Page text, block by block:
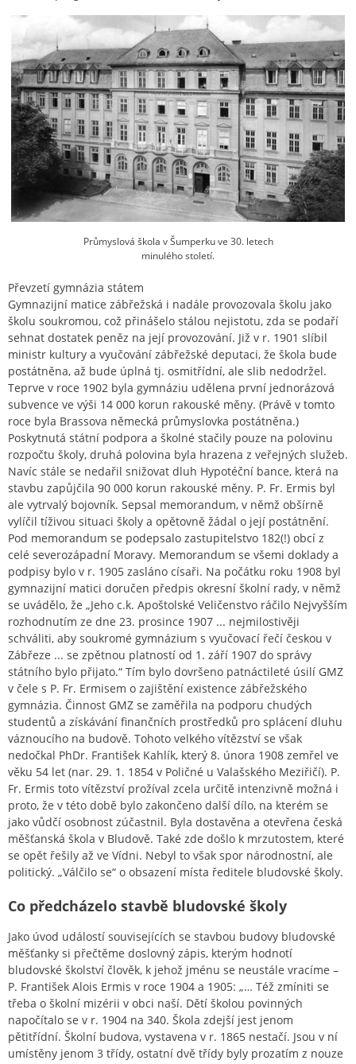
Průmyslová škola v Šumperku ve 30. letech
minulého století.
Převzetí gymnázia státem
Gymnazijní matice zábřežská i nadále provozovala školu jako
školu soukromou, což přinášelo stálou nejistotu, zda se podaří
sehnat dostatek peněz na její provozování. Již v r. 1901 slíbil
ministr kultury a vyučování zábřežské deputaci, že škola bude
postátněna, až bude úplná tj. osmitřídní, ale slib nedodržel.
Teprve v roce 1902 byla gymnáziu udělena první jednorázová
subvence ve výši 14 000 korun rakouské měny. (Právě v tomto
roce byla Brassova německá průmyslovka postátněna.)
Poskytnutá státní podpora a školné stačily pouze na polovinu
rozpočtu školy, druhá polovina byla hrazena z veřejných služeb.
Navíc stále se nedařil snižovat dluh Hypotéční bance, která na
stavbu zapůjčila 90 000 korun rakouské měny. P. Fr. Ermis byl
ale vytrvalý bojovník. Sepsal memorandum, v němž obšírně
vylíčil tíživou situaci školy a opětovně žádal o její postátnění.
Pod memorandum se podepsalo zastupitelstvo 182(!) obcí z
celé severozápadní Moravy. Memorandum se všemi doklady a
podpisy bylo v r. 1905 zasláno císaři. Na počátku roku 1908 byl
gymnazijní matici doručen předpis okresní školní rady, v němž
se uvádělo, že „Jeho c.k. Apoštolské Veličenstvo ráčilo Nejvyšším
rozhodnutím ze dne 23. prosince 1907 ... nejmilostivěji
schváliti, aby soukromé gymnázium s vyučovací řečí českou v
Zábřeze ... se zpětnou platností od 1. září 1907 do správy
státního bylo přijato.“ Tím bylo dovršeno patnáctileté úsilí GMZ
v čele s P. Fr. Ermisem o zajištění existence zábřežského
gymnázia. Činnost GMZ se zaměřila na podporu chudých
studentů a získávání finančních prostředků pro splácení dluhu
váznoucího na budově. Tohoto velkého vítězství se však
nedočkal PhDr. František Kahlík, který 8. února 1908 zemřel ve
věku 54 let (nar. 29. 1. 1854 v Poličné u Valašského Meziřičí). P.
Fr. Ermis toto vítězství prožíval zcela určitě intenzivně možná i
proto, že v této době bylo zakončeno další dílo, na kterém se
jako vůdčí osobnost zúčastnil. Byla dostavěna a otevřena česká
měšťanská škola v Bludově. Také zde došlo k mrzutostem, které
se opět řešily až ve Vídni. Nebyl to však spor národnostní, ale
politický. „Válčilo se“ o obsazení místa ředitele bludovské školy.
Co předcházelo stavbě bludovské školy
Jako úvod událostí souvisejících se stavbou budovy bludovské
měšťanky si přečtěme doslovný zápis, kterým hodnotí
bludovské školství člověk, k jehož jménu se neustále vracíme –
P. František Alois Ermis v roce 1904 a 1905: „… Též zmíniti se
třeba o školní mizérii v obci naší. Dětí školou povinných
napočítalo se v r. 1904 na 340. Škola zdejší jest jenom
pětitřídní. Školní budova, vystavena v r. 1865 nestačí. Jsou v ní
umístěny jenom 3 třídy, ostatní dvě třídy byly prozatím z nouze